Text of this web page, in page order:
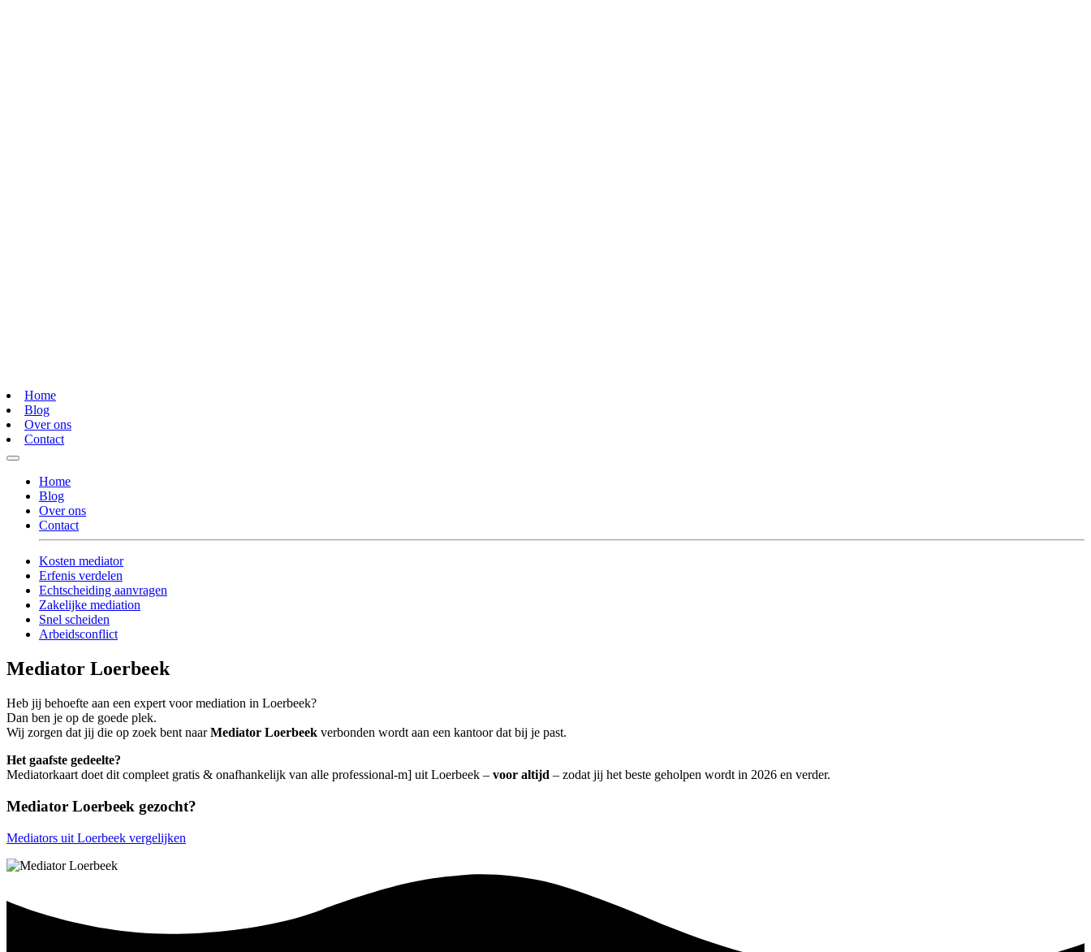
Home
Blog
Over ons
Contact
Home
Blog
Over ons
Contact
Kosten mediator
Erfenis verdelen
Echtscheiding aanvragen
Zakelijke mediation
Snel scheiden
Arbeidsconflict
Mediator Loerbeek
Heb jij behoefte aan een expert voor mediation in Loerbeek?
Dan ben je op de goede plek.
Wij zorgen dat jij die op zoek bent naarMediator Loerbeek verbonden wordt aan een kantoor dat bij je past.
Het gaafste gedeelte?
Mediatorkaart doet dit compleet gratis & onafhankelijk van alle professional-m] uit Loerbeek – voor altijd – zodat jij het beste geholpen wordt in 2026 en verder.
Mediator Loerbeek gezocht?
Mediators uit Loerbeek vergelijken